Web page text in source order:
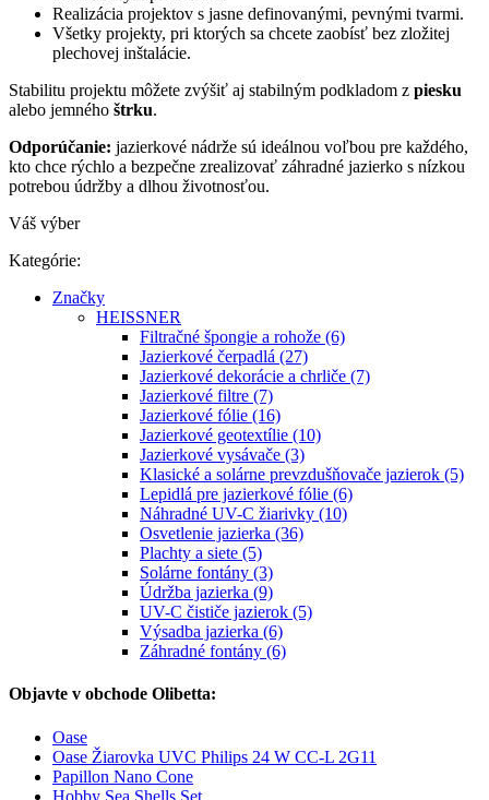
Realizácia projektov s jasne definovanými, pevnými tvarmi.
Všetky projekty, pri ktorých sa chcete zaobísť bez zložitej
plechovej inštalácie.
Stabilitu projektu môžete zvýšiť aj stabilným podkladom z piesku
alebo jemného štrku.
Odporúčanie: jazierkové nádrže sú ideálnou voľbou pre každého,
kto chce rýchlo a bezpečne zrealizovať záhradné jazierko s nízkou
potrebou údržby a dlhou životnosťou.
Váš výber
Kategórie:
Značky
HEISSNER
Filtračné špongie a rohože (6)
Jazierkové čerpadlá (27)
Jazierkové dekorácie a chrliče (7)
Jazierkové filtre (7)
Jazierkové fólie (16)
Jazierkové geotextílie (10)
Jazierkové vysávače (3)
Klasické a solárne prevzdušňovače jazierok (5)
Lepidlá pre jazierkové fólie (6)
Náhradné UV-C žiarivky (10)
Osvetlenie jazierka (36)
Plachty a siete (5)
Solárne fontány (3)
Údržba jazierka (9)
UV-C čističe jazierok (5)
Výsadba jazierka (6)
Záhradné fontány (6)
Objavte v obchode Olibetta:
Oase
Oase Žiarovka UVC Philips 24 W CC-L 2G11
Papillon Nano Cone
Hobby Sea Shells Set